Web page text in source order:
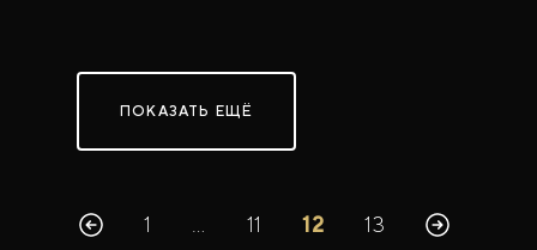
ПОКАЗАТЬ ЕЩЁ
1 … 11 12 13